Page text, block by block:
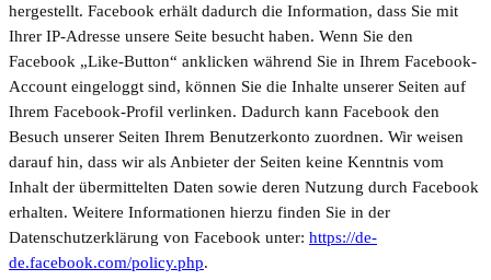
hergestellt. Facebook erhält dadurch die Information, dass Sie mit
Ihrer IP-Adresse unsere Seite besucht haben. Wenn Sie den
Facebook „Like-Button“ anklicken während Sie in Ihrem Facebook-
Account eingeloggt sind, können Sie die Inhalte unserer Seiten auf
Ihrem Facebook-Profil verlinken. Dadurch kann Facebook den
Besuch unserer Seiten Ihrem Benutzerkonto zuordnen. Wir weisen
darauf hin, dass wir als Anbieter der Seiten keine Kenntnis vom
Inhalt der übermittelten Daten sowie deren Nutzung durch Facebook
erhalten. Weitere Informationen hierzu finden Sie in der
Datenschutzerklärung von Facebook unter: https://de-
de.facebook.com/policy.php.